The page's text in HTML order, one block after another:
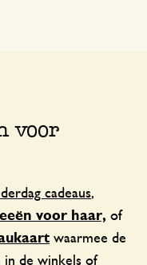
voor
cadeaus,
voor haar, of
waarmee de
in de winkels of